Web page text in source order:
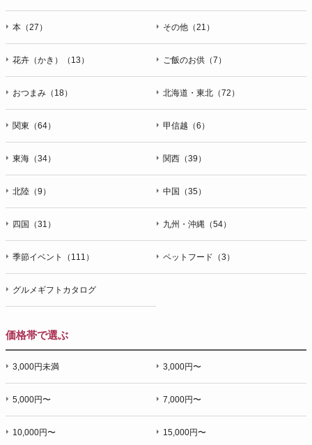
本（27） その他（21）
花卉（かき）（13） ご飯のお供（7）
おつまみ（18） 北海道・東北（72）
関東（64） 甲信越（6）
東海（34） 関西（39）
北陸（9） 中国（35）
四国（31） 九州・沖縄（54）
季節イベント（111） ペットフード（3）
グルメギフトカタログ
価格帯で選ぶ
3,000円未満 3,000円〜
5,000円〜 7,000円〜
10,000円〜 15,000円〜